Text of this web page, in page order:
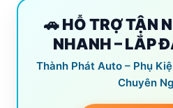
🚗 HỖ TRỢ TẬN
NHANH – LẮP
Thành Phát Auto – Phụ
Chuyên